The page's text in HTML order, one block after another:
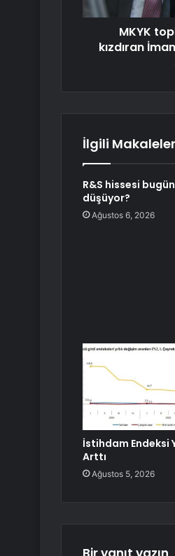
MKYK
kızdıran
İlgili Makaleler
R&S hissesi
düşüyor?
Ağustos 6, 2026
İstihdam Endeksi
Arttı
Ağustos 5, 2026